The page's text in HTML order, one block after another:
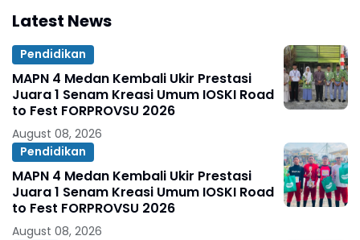
Latest News
Pendidikan
MAPN 4 Medan Kembali Ukir Prestasi
Juara 1 Senam Kreasi Umum IOSKI Road
to Fest FORPROVSU 2026
August 08, 2026
Pendidikan
MAPN 4 Medan Kembali Ukir Prestasi
Juara 1 Senam Kreasi Umum IOSKI Road
to Fest FORPROVSU 2026
August 08, 2026